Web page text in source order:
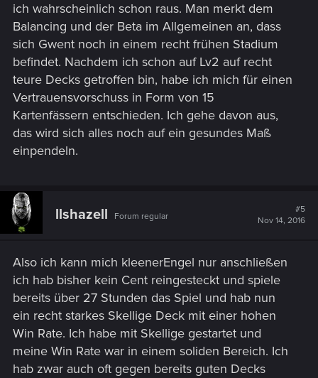
ich wahrscheinlich schon raus. Man merkt dem
Balancing und der Beta im Allgemeinen an, dass
sich Gwent noch in einem recht frühen Stadium
befindet. Nachdem ich schon auf Lv2 auf recht
teure Decks getroffen bin, habe ich mich für einen
Vertrauensvorschuss in Form von 15
Kartenfässern entschieden. Ich gehe davon aus,
das wird sich alles noch auf ein gesundes Maß
einpendeln.
llshazell Forum regular
#5
Nov 14, 2016
Also ich kann mich kleenerEngel nur anschließen
ich hab bisher kein Cent reingesteckt und spiele
bereits über 27 Stunden das Spiel und hab nun
ein recht starkes Skellige Deck mit einer hohen
Win Rate. Ich habe mit Skellige gestartet und
meine Win Rate war in einem soliden Bereich. Ich
hab zwar auch oft gegen bereits guten Decks